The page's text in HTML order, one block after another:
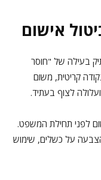
אישום
בעילה של "חוסר
קריטית, משום
לצוף בעתיד.
לפני תחילת המשפט.
על כשלים, שימוש